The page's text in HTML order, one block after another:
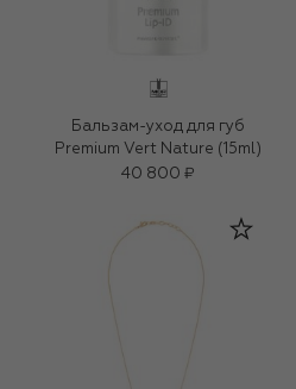
Бальзам-уход для губ
Premium Vert Nature (15ml)
40 800 ₽